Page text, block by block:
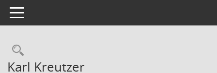
Toggle navigation
Rechercheauswahl
Karl Kreutzer